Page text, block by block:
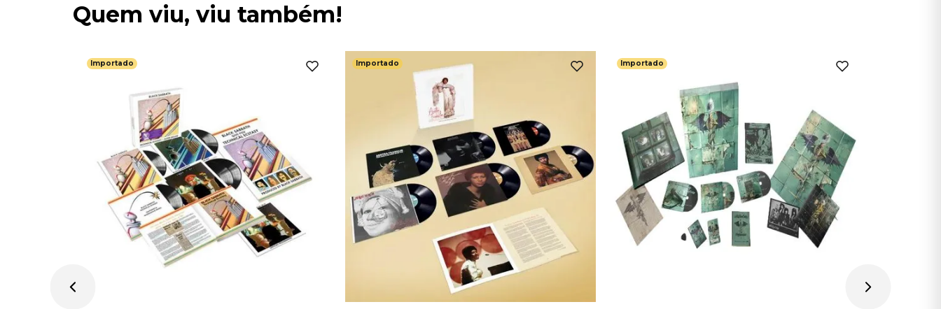
Quem viu, viu também!
Importado Importado Importado